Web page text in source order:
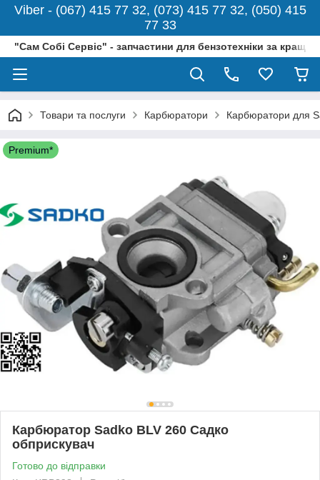
Viber - (067) 415 77 32, (073) 415 77 32, (050) 415
77 33
"Сам Собі Сервіс" - запчастини для бензотехніки за
Товари та послуги Карбюратори Карбюратори для
Premium*
Карбюратор Sadko BLV 260 Садко
обприскувач
Готово до відправки